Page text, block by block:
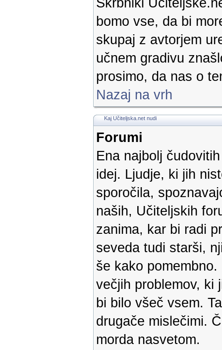
Skrbniki
bomo vse, da bi
skupaj z avtorjem
učnem gradivu
prosimo, da nas o
Nazaj na vrh
Kaj Učiteljska.net nudi
Forumi
Ena najbolj
idej. Ljudje, ki jih
sporočila,
naših, Učiteljskih
zanima, kar bi radi
seveda tudi starši,
še kako
večjih problemov, ki
bi bilo všeč vsem.
drugače mislečimi.
morda nasvetom.